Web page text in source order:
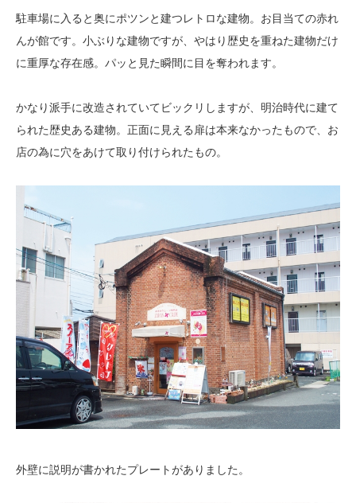
駐車場に入ると奥にポツンと建つレトロな建物。お目当ての赤れ
んが館です。小ぶりな建物ですが、やはり歴史を重ねた建物だけ
に重厚な存在感。パッと見た瞬間に目を奪われます。
かなり派手に改造されていてビックリしますが、明治時代に建て
られた歴史ある建物。正面に見える扉は本来なかったもので、お
店の為に穴をあけて取り付けられたもの。
外壁に説明が書かれたプレートがありました。